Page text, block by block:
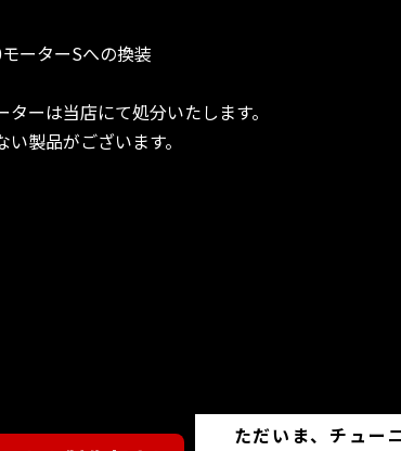
ーターSへの換装
ーは当店にて処分いたします。
製品がございます。
ただいま、チュー